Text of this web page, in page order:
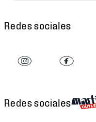
Redes sociales
Redes sociales